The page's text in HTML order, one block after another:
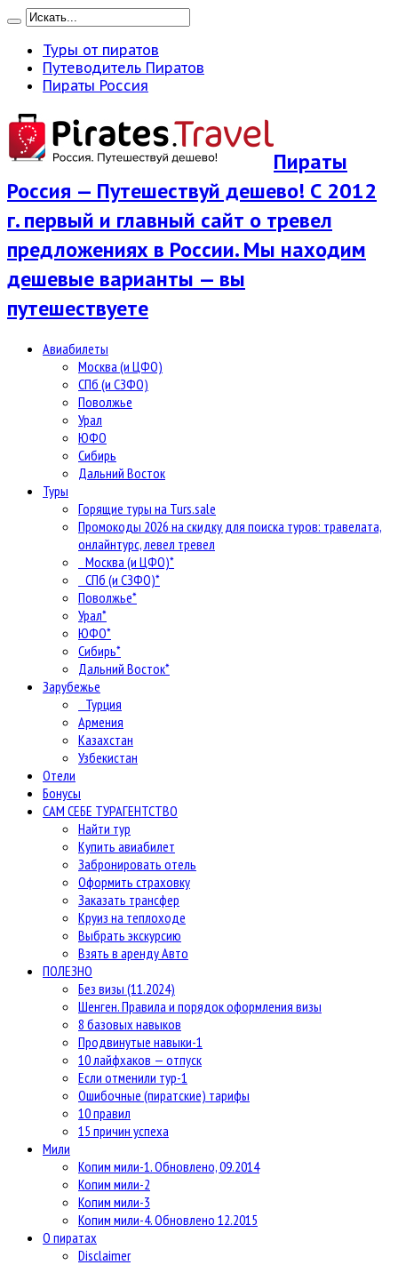
Туры от пиратов
Путеводитель Пиратов
Пираты Россия
Пираты
Россия — Путешествуй дешево! С 2012
г. первый и главный сайт о тревел
предложениях в России. Мы находим
дешевые варианты — вы
путешествуете
Авиабилеты
Москва (и ЦФО)
СПб (и СЗФО)
Поволжье
Урал
ЮФО
Сибирь
Дальний Восток
Туры
Горящие туры на Turs.sale
Промокоды 2026 на скидку для поиска туров: травелата,
онлайнтурс, левел тревел
Москва (и ЦФО)*
СПб (и СЗФО)*
Поволжье*
Урал*
ЮФО*
Сибирь*
Дальний Восток*
Зарубежье
Турция
Армения
Казахстан
Узбекистан
Отели
Бонусы
САМ СЕБЕ ТУРАГЕНТСТВО
Найти тур
Купить авиабилет
Забронировать отель
Оформить страховку
Заказать трансфер
Круиз на теплоходе
Выбрать экскурсию
Взять в аренду Авто
ПОЛЕЗНО
Без визы (11.2024)
Шенген. Правила и порядок оформления визы
8 базовых навыков
Продвинутые навыки-1
10 лайфхаков — отпуск
Если отменили тур-1
Ошибочные (пиратские) тарифы
10 правил
15 причин успеха
Мили
Копим мили-1. Обновлено, 09.2014
Копим мили-2
Копим мили-3
Копим мили-4. Обновлено 12.2015
О пиратах
Disclaimer